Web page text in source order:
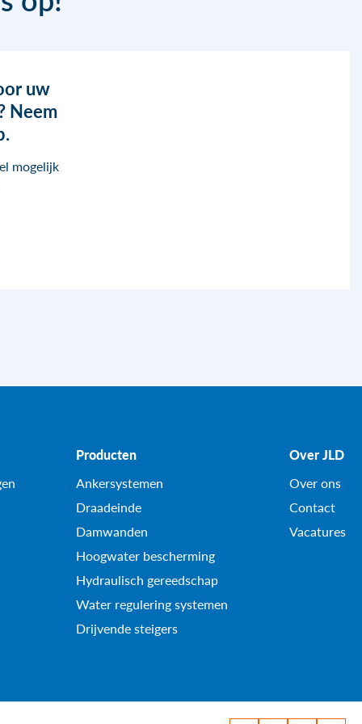
uw
Neem
mogelijk
Producten
Ankersystemen
Draadeinde
Damwanden
Hoogwater bescherming
Hydraulisch gereedschap
Water regulering systemen
Drijvende steigers
Over JLD
Over ons
Contact
Vacatures